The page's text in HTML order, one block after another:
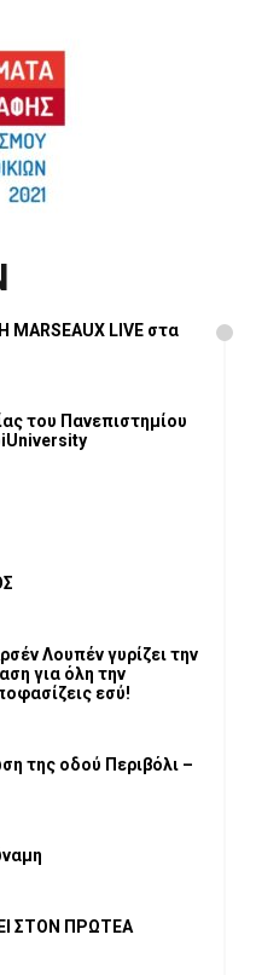
MARSEAUX LIVE στα
του Πανεπιστημίου
Λουπέν γυρίζει την
για όλη την
αποφασίζεις εσύ!
της οδού Περιβόλι –
ΣΤΟΝ ΠΡΩΤΕΑ